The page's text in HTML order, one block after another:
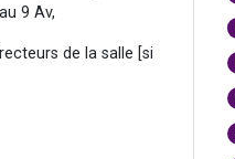
9 Av,
de la salle [si